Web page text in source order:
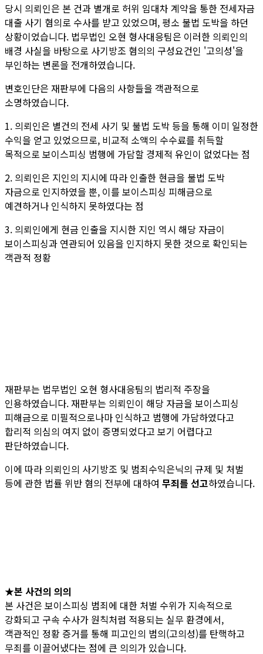
당시 의뢰인은 본 건과 별개로 허위 임대차 계약을 통한 전세자금
대출 사기 혐의로 수사를 받고 있었으며, 평소 불법 도박을 하던
상황이었습니다. 법무법인 오현 형사대응팀은 이러한 의뢰인의
배경 사실을 바탕으로 사기방조 혐의의 구성요건인 '고의성'을
부인하는 변론을 전개하였습니다.
변호인단은 재판부에 다음의 사항들을 객관적으로
소명하였습니다.
1. 의뢰인은 별건의 전세 사기 및 불법 도박 등을 통해 이미 일정한
수익을 얻고 있었으므로, 비교적 소액의 수수료를 취득할
목적으로 보이스피싱 범행에 가담할 경제적 유인이 없었다는 점
2. 의뢰인은 지인의 지시에 따라 인출한 현금을 불법 도박
자금으로 인지하였을 뿐, 이를 보이스피싱 피해금으로
예견하거나 인식하지 못하였다는 점
3. 의뢰인에게 현금 인출을 지시한 지인 역시 해당 자금이
보이스피싱과 연관되어 있음을 인지하지 못한 것으로 확인되는
객관적 정황
재판부는 법무법인 오현 형사대응팀의 법리적 주장을
인용하였습니다. 재판부는 의뢰인이 해당 자금을 보이스피싱
피해금으로 미필적으로나마 인식하고 범행에 가담하였다고
합리적 의심의 여지 없이 증명되었다고 보기 어렵다고
판단하였습니다.
이에 따라 의뢰인의 사기방조 및 범죄수익은닉의 규제 및 처벌
등에 관한 법률 위반 혐의 전부에 대하여 무죄를 선고하였습니다.
★본 사건의 의의
본 사건은 보이스피싱 범죄에 대한 처벌 수위가 지속적으로
강화되고 구속 수사가 원칙처럼 적용되는 실무 환경에서,
객관적인 정황 증거를 통해 피고인의 범의(고의성)를 탄핵하고
무죄를 이끌어냈다는 점에 큰 의의가 있습니다.